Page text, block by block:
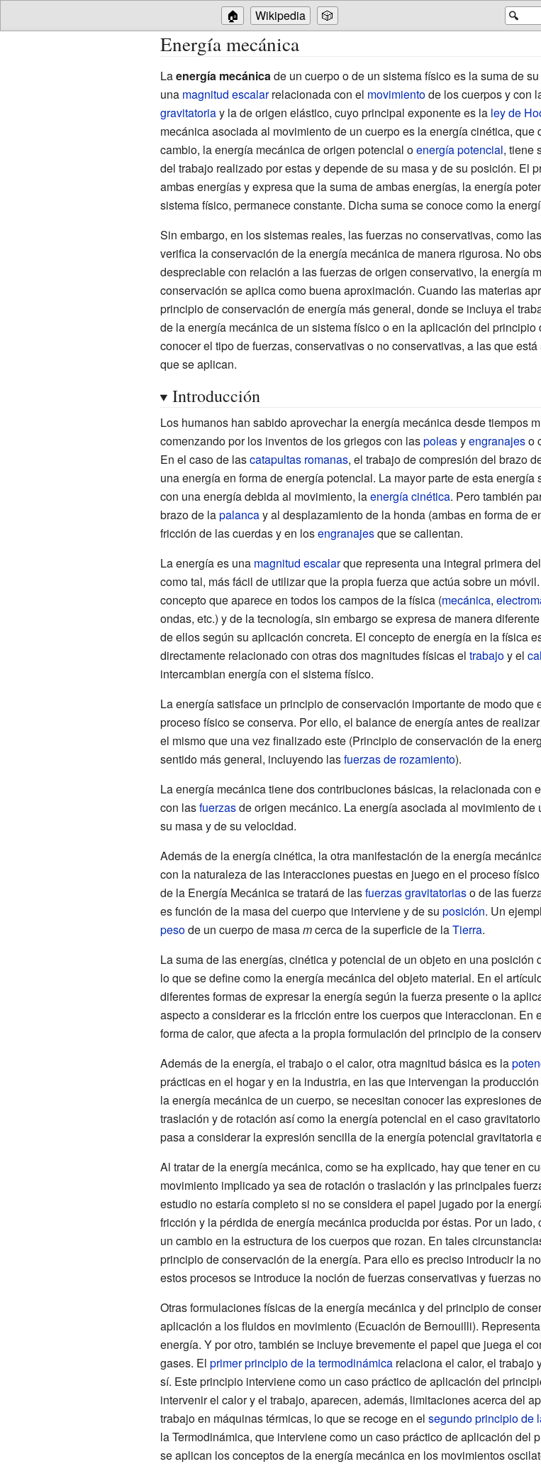
🔍
🏠 Wikipedia 🎲
Energía mecánica
Laenergía mecánica de un cuerpo o de un sistema físico es la suma de su
una magnitud escalarrelacionada con el movimientode los cuerpos y con
gravitatoriay la de origen elástico, cuyo principal exponente es la ley de
mecánica asociada al movimiento de un cuerpo es la energía cinética,
cambio, la energía mecánica de origen potencial oenergía potencial, tiene
del trabajo realizado por estas y depende de su masa y de su posición. El
ambas energías y expresa que la suma de ambas energías, la energía
sistema físico, permanece constante. Dicha suma se conoce como la
Sin embargo, en los sistemas reales, las fuerzas no conservativas, como las
verifica la conservación de la energía mecánica de manera rigurosa. No
despreciable con relación a las fuerzas de origen conservativo, la energía
conservación se aplica como buena aproximación. Cuando las materias
principio de conservación de energía más general, donde se incluya el
de la energía mecánica de un sistema físico o en la aplicación del
conocer el tipo de fuerzas, conservativas o no conservativas, a las que
que se aplican.
Introducción
Los humanos han sabido aprovechar la energía mecánica desde tiempos
comenzando por los inventos de los griegos con laspoleasyengranajeso
En el caso de lascatapultas romanas, el trabajo de compresión del brazo
una energía en forma de energía potencial. La mayor parte de esta
con una energía debida al movimiento, laenergía cinética. Pero también
brazo de lapalancay al desplazamiento de la honda (ambas en forma de
fricción de las cuerdas y en losengranajesque se calientan.
La energía es una magnitud escalarque representa una integral primera
como tal, más fácil de utilizar que la propia fuerza que actúa sobre un
concepto que aparece en todos los campos de la física (mecánica,
ondas, etc.) y de la tecnología, sin embargo se expresa de manera
de ellos según su aplicación concreta. El concepto de energía en la física
directamente relacionado con otras dos magnitudes físicas el trabajoy el
intercambian energía con el sistema físico.
La energía satisface un principio de conservación importante de modo que
proceso físico se conserva. Por ello, el balance de energía antes de
el mismo que una vez finalizado este (Principio de conservación de la
sentido más general, incluyendo lasfuerzas de rozamiento).
La energía mecánica tiene dos contribuciones básicas, la relacionada con
con lasfuerzasde origen mecánico. La energía asociada al movimiento de
su masa y de su velocidad.
Además de la energía cinética, la otra manifestación de la energía
con la naturaleza de las interacciones puestas en juego en el proceso
de la Energía Mecánica se tratará de lasfuerzas gravitatoriaso de las
es función de la masa del cuerpo que interviene y de su posición. Un
pesode un cuerpo de masamcerca de la superficie de laTierra.
La suma de las energías, cinética y potencial de un objeto en una
lo que se define como la energía mecánica del objeto material. En el
diferentes formas de expresar la energía según la fuerza presente o la
aspecto a considerar es la fricción entre los cuerpos que interaccionan.
forma de calor, que afecta a la propia formulación del principio de la
Además de la energía, el trabajo o el calor, otra magnitud básica es la
prácticas en el hogar y en la industria, en las que intervengan la
la energía mecánica de un cuerpo, se necesitan conocer las expresiones
traslación y de rotación así como la energía potencial en el caso
pasa a considerar la expresión sencilla de la energía potencial gravitatoria
Al tratar de la energía mecánica, como se ha explicado, hay que tener en
movimiento implicado ya sea de rotación o traslación y las principales
estudio no estaría completo si no se considera el papel jugado por la
fricción y la pérdida de energía mecánica producida por éstas. Por un
un cambio en la estructura de los cuerpos que rozan. En tales
principio de conservación de la energía. Para ello es preciso introducir la
estos procesos se introduce la noción de fuerzas conservativas y fuerzas
Otras formulaciones físicas de la energía mecánica y del principio de
aplicación a los fluidos en movimiento (Ecuación de Bernouilli).
energía. Y por otro, también se incluye brevemente el papel que juega el
gases. El primer principio de la termodinámicarelaciona el calor, el trabajo
sí. Este principio interviene como un caso práctico de aplicación del
intervenir el calor y el trabajo, aparecen, además, limitaciones acerca del
trabajo en máquinas térmicas, lo que se recoge en el segundo principio de
la Termodinámica, que interviene como un caso práctico de aplicación del
se aplican los conceptos de la energía mecánica en los movimientos